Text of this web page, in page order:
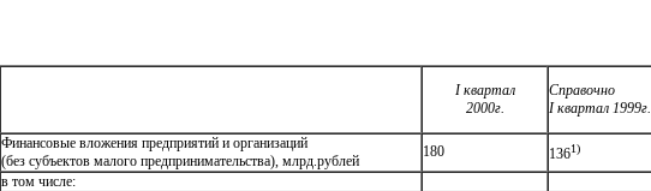
I квартал
2000г.
Справочно
I квартал 1999г.
Финансовые вложения предприятий и организаций
(без субъектов малого предпринимательства), млрд.рублей
180 1361)
в том числе: